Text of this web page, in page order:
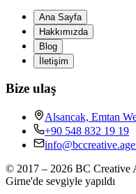
Ana Sayfa
Hakkımızda
Blog
İletişim
Bize ulaş
Alsancak, Emtan
+90 548 832 19 19
© 2017 – 2026 BC Creative
Girne'de sevgiyle yapıldı